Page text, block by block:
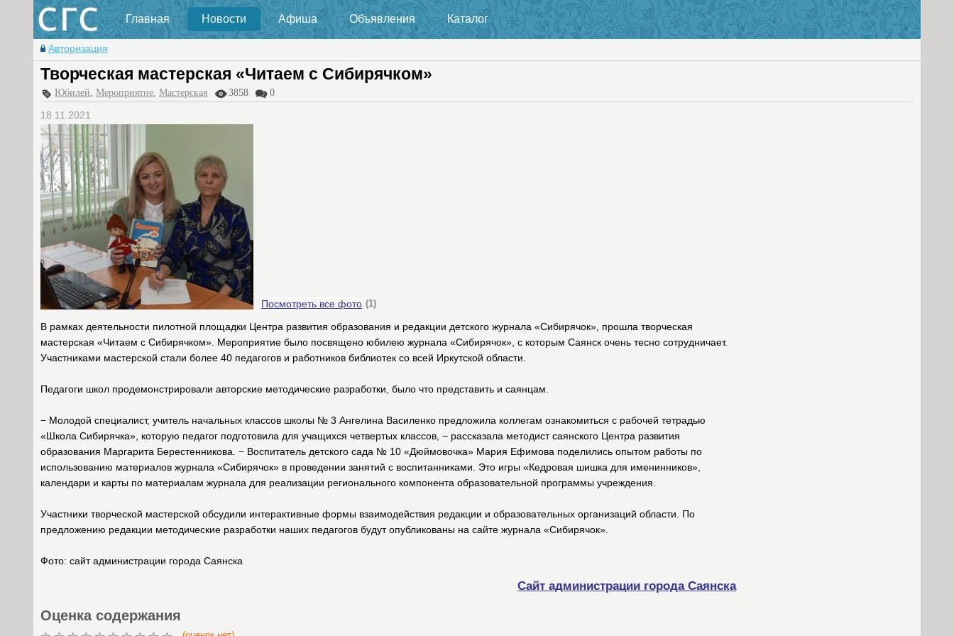
Главная Новости Афиша Объявления Каталог
Авторизация
Творческая мастерская «Читаем с Сибирячком»
Юбилей, Мероприятие, Мастерская 3858 0
18.11.2021
Посмотреть все фото (1)
В рамках деятельности пилотной площадки Центра развития образования и редакции детского журнала «Сибирячок», прошла творческая
мастерская «Читаем с Сибирячком». Мероприятие было посвящено юбилею журнала «Сибирячок», с которым Саянск очень тесно сотрудничает.
Участниками мастерской стали более 40 педагогов и работников библиотек со всей Иркутской области.
Педагоги школ продемонстрировали авторские методические разработки, было что представить и саянцам.
− Молодой специалист, учитель начальных классов школы № 3 Ангелина Василенко предложила коллегам ознакомиться с рабочей тетрадью
«Школа Сибирячка», которую педагог подготовила для учащихся четвертых классов, − рассказала методист саянского Центра развития
образования Маргарита Берестенникова. − Воспитатель детского сада № 10 «Дюймовочка» Мария Ефимова поделились опытом работы по
использованию материалов журнала «Сибирячок» в проведении занятий с воспитанниками. Это игры «Кедровая шишка для именинников»,
календари и карты по материалам журнала для реализации регионального компонента образовательной программы учреждения.
Участники творческой мастерской обсудили интерактивные формы взаимодействия редакции и образовательных организаций области. По
предложению редакции методические разработки наших педагогов будут опубликованы на сайте журнала «Сибирячок».
Фото: сайт администрации города Саянска
Сайт администрации города Саянска
Оценка содержания